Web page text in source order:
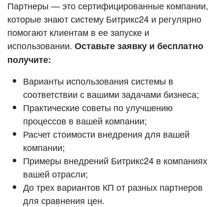
ВХОД
ВХОД
Смотреть видеокейсы
Партнеры — это сертифицированные компании,
которые знают систему Битрикс24 и регулярно
помогают клиентам в ее запуске и
использовании. Оставьте заявку и бесплатно
получите:
Варианты использования системы в
соответствии с вашими задачами бизнеса;
Практические советы по улучшению
процессов в вашей компании;
Расчет стоимости внедрения для вашей
компании;
Примеры внедрений Битрикс24 в компаниях
вашей отрасли;
До трех вариантов КП от разных партнеров
для сравнения цен.